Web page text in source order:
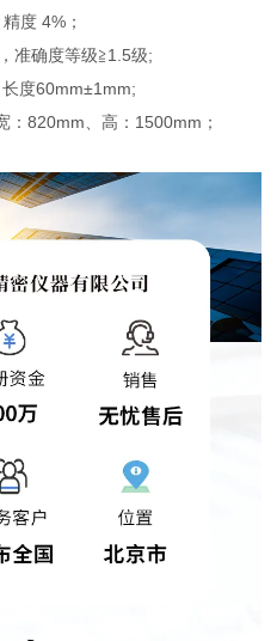
度 4%；
准确度等级≧1.5级;
度60mm±1mm;
：820mm、高：1500mm；